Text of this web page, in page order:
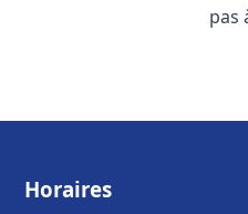
pas
Horaires